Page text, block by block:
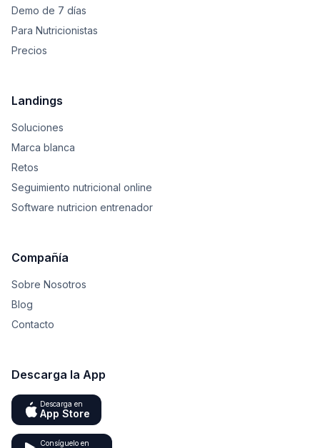
Demo de 7 días
Para Nutricionistas
Precios
Landings
Soluciones
Marca blanca
Retos
Seguimiento nutricional online
Software nutricion entrenador
Compañía
Sobre Nosotros
Blog
Contacto
Descarga la App
Descarga en
App Store
Consíguelo en